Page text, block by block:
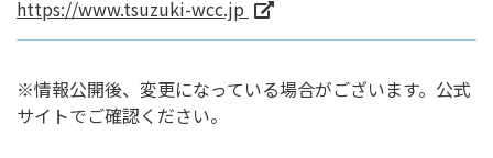
https://www.tsuzuki-wcc.jp
※情報公開後、変更になっている場合がございます。公式
サイトでご確認ください。